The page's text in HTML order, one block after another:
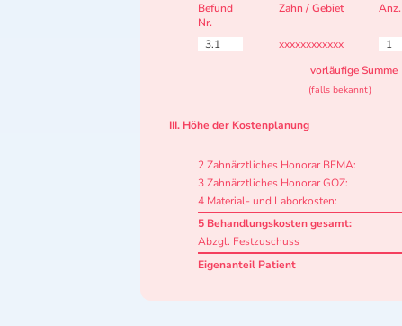
Befund
Nr.
Zahn / Gebiet Anz.
3.1 xxxxxxxxxxxx 1
vorläufige Summe
(falls bekannt)
III. Höhe der Kostenplanung
2 Zahnärztliches Honorar BEMA:
3 Zahnärztliches Honorar GOZ:
4 Material- und Laborkosten:
5 Behandlungskosten gesamt:
Abzgl. Festzuschuss
Eigenanteil Patient